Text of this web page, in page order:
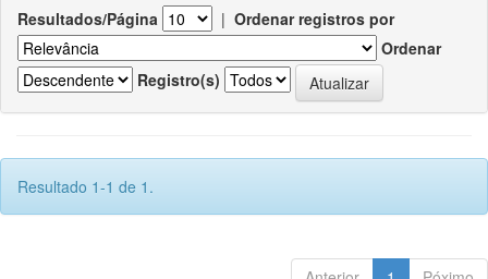
Resultados/Página | Ordenar registros por
Ordenar
Registro(s)
Resultado 1-1 de 1.